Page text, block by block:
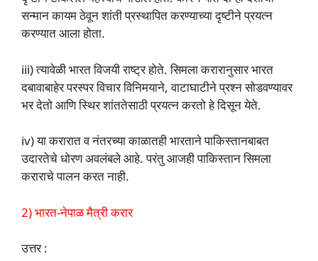
सन्मान कायम ठेवून शांती प्रस्थापित करण्याच्या दृष्टीने प्रयत्न
करण्यात आला होता.
iii) त्यावेळी भारत विजयी राष्ट्र होते. सिमला करारानुसार भारत
दबावाबाहेर परस्पर विचार विनिमयाने, वाटाघाटीने प्रश्न सोडवण्यावर
भर देतो आणि स्थिर शांततेसाठी प्रयत्न करतो हे दिसून येते.
iv) या करारात व नंतरच्या काळातही भारताने पाकिस्तानबाबत
उदारतेचे धोरण अवलंबले आहे. परंतु आजही पाकिस्तान सिमला
कराराचे पालन करत नाही.
2) भारत-नेपाळ मैत्री करार
उत्तर :